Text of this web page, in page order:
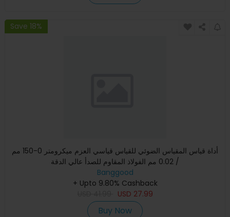
Save 18%
أداة قياس المقياس الضوئي للقياس قياسي العزم ميكرومتر 0-150 مم
/ 0.02 مم الفولاذ المقاوم للصدأ عالي الدقة
Banggood
+ Upto 9.80% Cashback
USD 27.99
Buy Now